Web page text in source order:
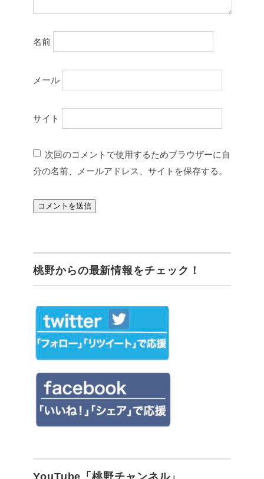
名前
メール
サイト
次回のコメントで使用するためブラウザーに自
分の名前、メールアドレス、サイトを保存する。
桃野からの最新情報をチェック！